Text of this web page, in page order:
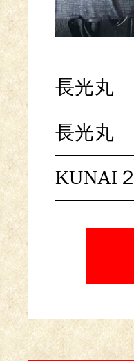
長光丸
長光丸
KUNAI２